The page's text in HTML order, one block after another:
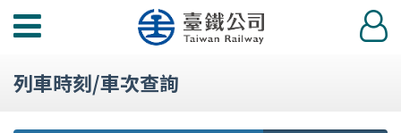
功
選
登
入
列車時刻/車次查詢